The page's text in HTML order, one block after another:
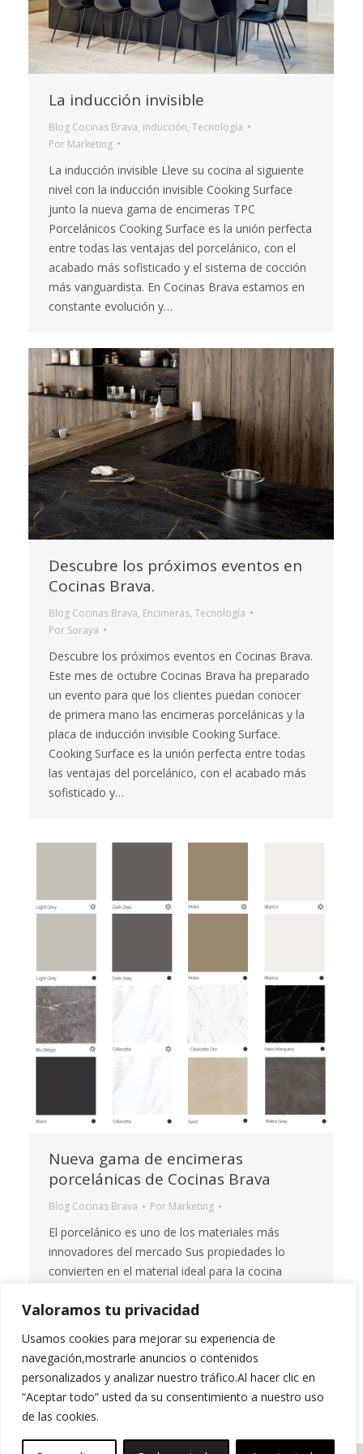
Valoramos tu privacidad
Usamos cookies para mejorar su experiencia de
navegación,mostrarle anuncios o contenidos
personalizados y analizar nuestro tráfico.Al hacer clic en
“Aceptar todo” usted da su consentimiento a nuestro uso
de las cookies.
La inducción invisible
Blog Cocinas Brava, inducción, Tecnología
Por Marketing
La inducción invisible Lleve su cocina al siguiente
nivel con la inducción invisible Cooking Surface
junto la nueva gama de encimeras TPC
Porcelánicos Cooking Surface es la unión perfecta
entre todas las ventajas del porcelánico, con el
acabado más sofisticado y el sistema de cocción
más vanguardista. En Cocinas Brava estamos en
constante evolución y…
Descubre los próximos eventos en
Cocinas Brava.
Blog Cocinas Brava, Encimeras, Tecnología
Por Soraya
Descubre los próximos eventos en Cocinas Brava.
Este mes de octubre Cocinas Brava ha preparado
un evento para que los clientes puedan conocer
de primera mano las encimeras porcelánicas y la
placa de inducción invisible Cooking Surface.
Cooking Surface es la unión perfecta entre todas
las ventajas del porcelánico, con el acabado más
sofisticado y…
Nueva gama de encimeras
porcelánicas de Cocinas Brava
Blog Cocinas Brava Por Marketing
El porcelánico es uno de los materiales más
innovadores del mercado Sus propiedades lo
convierten en el material ideal para la cocina
encimeras porcelánicas, disponibles en una amplia
materiales más innovadores del mercado, de gran
resistencia y durabilidad, muy…